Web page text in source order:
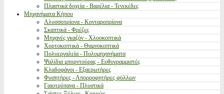
Πλαστικά δοχεία - Βαρέλια - Τενεκέδες
Μηχανήματα Κήπου
Αλυσσοπρίονα - Κονταροπρίονα
Σκαπτικά - Φρέζες
Μηχανές γκαζόν - Χλοοκοπτικά
Χορτοκοπτικά - Θαμνοκοπτικά
Πολυεργαλεία - Πολυμηχανήματα
Ψαλίδια μπορντούρας - Ευθυγραμμιστές
Κλαδοφάγοι - Εξαερωτήρες
Φυσητήρες - Απορροφητήρες φύλλων
Γαιοτρύπανα - Πλυστικά